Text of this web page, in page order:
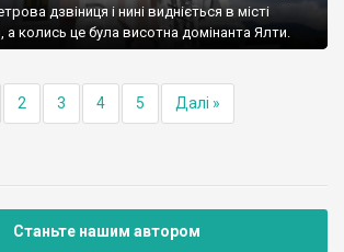
дзвіниця і нині видніється в місті
а колись це була висотна домінанта Ялти.
2 3 4 5 Далі »
Станьте нашим автором